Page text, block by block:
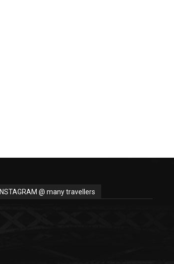
INSTAGRAM @ many travellers